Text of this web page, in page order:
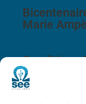
Marie
Conditions